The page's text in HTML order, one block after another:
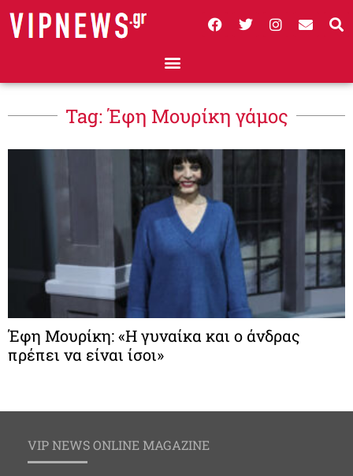
Tag: Έφη Μουρίκη γάμος
Έφη Μουρίκη: «Η γυναίκα και ο άνδρας
πρέπει να είναι ίσοι»
VIP NEWS ONLINE MAGAZINE